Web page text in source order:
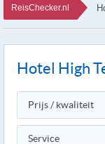
ReisChecker.nl
Hotel High
Prijs / kwaliteit
Service